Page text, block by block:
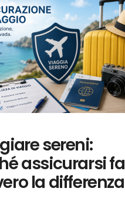
sereni:
assicurarsi fa
la differenza